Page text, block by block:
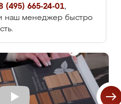
(495) 665-24-01,
наш менеджер быстро